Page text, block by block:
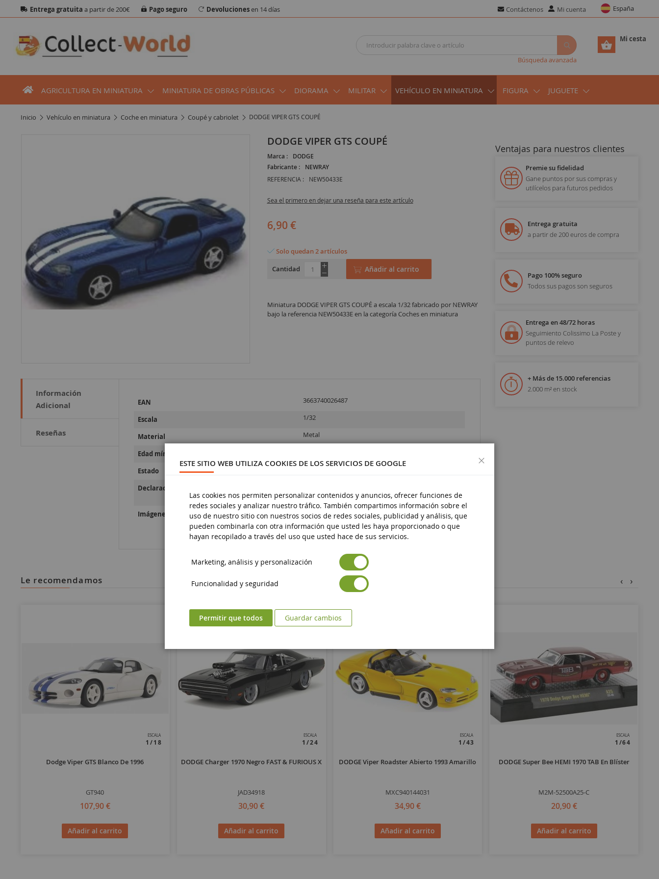
Entrega gratuita a partir de 200€ Pago seguro Devolucionesen 14 días Contáctenos Mi cuenta España
Mi cesta
Búsqueda avanzada
AGRICULTURA EN MINIATURA MINIATURA DE OBRAS PÚBLICAS DIORAMA MILITAR VEHÍCULO EN MINIATURA FIGURA JUGUETE
inicio vehículo en miniatura coche en miniatura coupé y cabriolet DODGE VIPER GTS COUPÉ
DODGE VIPER GTS COUPÉ
Marca :
DODGE
Fabricante :
NEWRAY
REFERENCIA : NEW50433E
Sea el primero en dejar una reseña para este artículo
6,90 €
Solo quedan 2 artículos
Cantidad
Añadir al carrito
Miniatura DODGE VIPER GTS COUPÉ a escala 1/32 fabricado por NEWRAY
bajo la referencia NEW50433E en la categoría Coches en miniatura
Información
Adicional
Reseñas
Información
EAN 3663740026487
Escala 1/32
Material Metal
Edad mínima
Estado Nueve
Declaraciones sobre la seguridad de los productos
de 3 ans.
Imágenes sobre la seguridad de los productos Marquage CE
Ventajas para nuestros clientes
Premie su fidelidad
Gane puntos por sus compras y
utilícelos para futuros pedidos
Entrega gratuita
a partir de 200 euros de compra
Pago 100% seguro
Todos sus pagos son seguros
Entrega en 48/72 horas
Seguimiento Colissimo La Poste y
puntos de relevo
+ Más de 15.000 referencias
2.000 m² en stock
le recomendamos
ESCALA
1/18
Dodge Viper GTS Blanco De 1996
GT940
107,90 €
Añadir al carrito
ESCALA
1/24
DODGE Charger 1970 Negro FAST & FURIOUS X
JAD34918
30,90 €
Añadir al carrito
ESCALA
1/43
DODGE Viper Roadster Abierto 1993 Amarillo
MXC940144031
34,90 €
Añadir al carrito
ESCALA
1/64
DODGE Super Bee HEMI 1970 TAB En Blíster
M2M-52500A25-C
20,90 €
Añadir al carrito
‹ ›
ESTE SITIO WEB UTILIZA COOKIES DE LOS SERVICIOS DE GOOGLE
Las cookies nos permiten personalizar contenidos y anuncios, ofrecer funciones de
redes sociales y analizar nuestro tráfico. También compartimos información sobre el
uso de nuestro sitio con nuestros socios de redes sociales, publicidad y análisis, que
pueden combinarla con otra información que usted les haya proporcionado o que
hayan recopilado a través del uso que usted hace de sus servicios.
Marketing, análisis y personalización
Funcionalidad y seguridad
Permitir que todos Guardar cambios